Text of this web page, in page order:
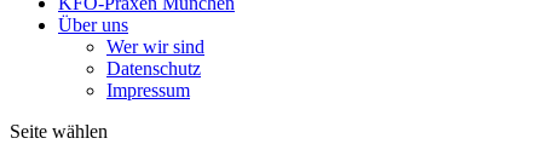
Über uns
Wer wir sind
Datenschutz
Impressum
Seite wählen